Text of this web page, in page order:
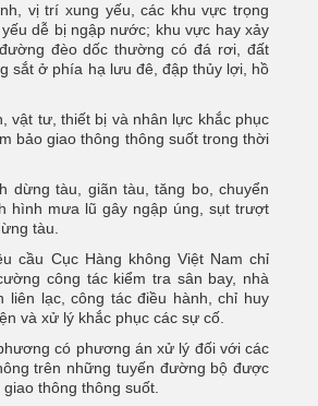
vị trí xung yếu, các khu vực trọng
dễ bị ngập nước; khu vực hay xảy
đèo dốc thường có đá rơi, đất
sắt ở phía hạ lưu đê, đập thủy lợi, hồ
vật tư, thiết bị và nhân lực khắc phục
bảo giao thông thông suốt trong thời
dừng tàu, giãn tàu, tăng bo, chuyển
hình mưa lũ gây ngập úng, sụt trượt
tàu.
cầu Cục Hàng không Việt Nam chỉ
công tác kiểm tra sân bay, nhà
liên lạc, công tác điều hành, chỉ huy
và xử lý khắc phục các sự cố.
có phương án xử lý đối với các
trên những tuyến đường bộ được
thông thông suốt.